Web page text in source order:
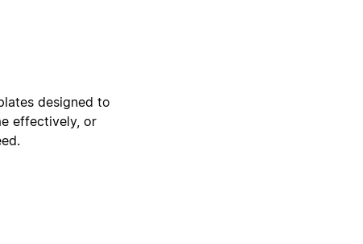
designed to
effectively, or